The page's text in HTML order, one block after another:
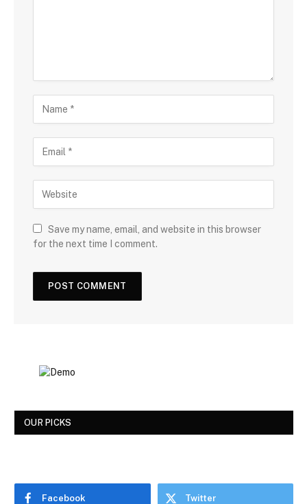
Save my name, email, and website in this browser
for the next time I comment.
OUR PICKS
Facebook Twitter